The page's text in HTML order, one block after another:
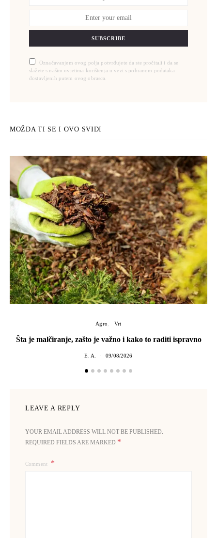
SUBSCRIBE
Označavanjem ovog polja potvrđujete da ste pročitali i da se
slažete s našim uvjetima korištenja u vezi s pohranom podataka
dostavljenih putem ovog obrasca.
MOŽDA TI SE I OVO SVIDI
Agro Vrt
Šta je malčiranje, zašto je važno i kako to raditi ispravno
E. A. 09/08/2026
LEAVE A REPLY
YOUR EMAIL ADDRESS WILL NOT BE PUBLISHED.
REQUIRED FIELDS ARE MARKED *
Comment